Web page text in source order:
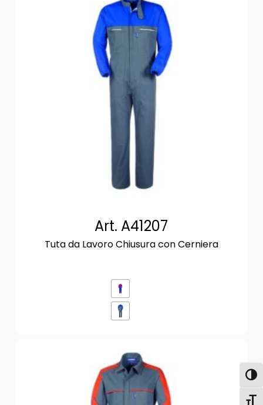
Art. A41207
Tuta da Lavoro Chiusura con Cerniera